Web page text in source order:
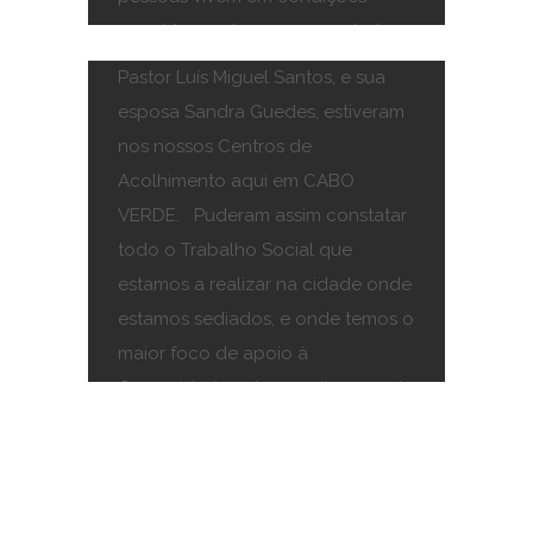
precárias e nós queremos ajuda-
las naquilo que pudermos. E neste
estado de Emergência do
Coronavírus, continuamos a dar o
nosso apoio com alimentos pelas
ruas e nas nossas instalações em
Cabo Verde, trazendo sempre uma
fim-de-semana, 25 e 26 de Janeiro,
Pastor Luís Miguel Santos, e sua
esposa Sandra Guedes, estiveram
nos nossos Centros de
Acolhimento aqui em CABO
VERDE. Puderam assim constatar
todo o Trabalho Social que
estamos a realizar na cidade onde
estamos sediados, e onde temos o
maior foco de apoio à
Comunidade cabo-verdiana, onde